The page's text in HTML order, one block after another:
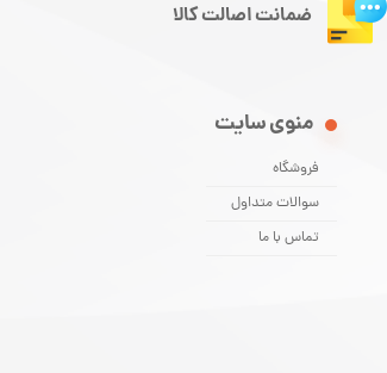
منوی سایت
فروشگاه
سوالات متداول
تماس با ما
ضمانت اصالت کالا